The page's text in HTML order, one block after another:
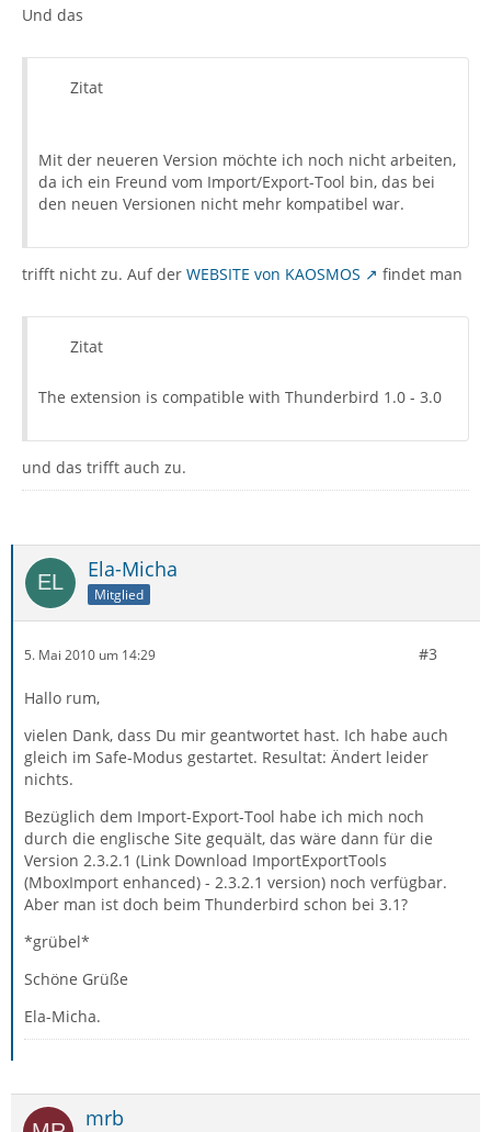
Und das
Zitat
Mit der neueren Version möchte ich noch nicht arbeiten,
da ich ein Freund vom Import/Export-Tool bin, das bei
den neuen Versionen nicht mehr kompatibel war.
trifft nicht zu. Auf der WEBSITE von KAOSMOS findet man
Zitat
The extension is compatible with Thunderbird 1.0 - 3.0
und das trifft auch zu.
Ela-Micha
Mitglied
5. Mai 2010 um 14:29 #3
Hallo rum,
vielen Dank, dass Du mir geantwortet hast. Ich habe auch
gleich im Safe-Modus gestartet. Resultat: Ändert leider
nichts.
Bezüglich dem Import-Export-Tool habe ich mich noch
durch die englische Site gequält, das wäre dann für die
Version 2.3.2.1 (Link Download ImportExportTools
(MboxImport enhanced) - 2.3.2.1 version) noch verfügbar.
Aber man ist doch beim Thunderbird schon bei 3.1?
*grübel*
Schöne Grüße
Ela-Micha.
mrb